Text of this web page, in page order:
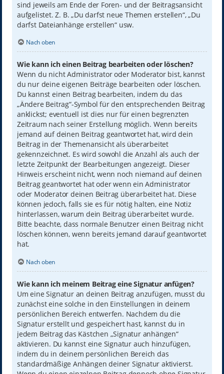
sind jeweils am Ende der Foren- und der Beitragsansicht
aufgelistet. Z. B. „Du darfst neue Themen erstellen“, „Du
darfst Dateianhänge erstellen“ usw.
Nach oben
Wie kann ich einen Beitrag bearbeiten oder löschen?
Wenn du nicht Administrator oder Moderator bist, kannst
du nur deine eigenen Beiträge bearbeiten oder löschen.
Du kannst einen Beitrag bearbeiten, indem du das
„Ändere Beitrag“-Symbol für den entsprechenden Beitrag
anklickst; eventuell ist dies nur für einen begrenzten
Zeitraum nach seiner Erstellung möglich. Wenn bereits
jemand auf deinen Beitrag geantwortet hat, wird dein
Beitrag in der Themenansicht als überarbeitet
gekennzeichnet. Es wird sowohl die Anzahl als auch der
letzte Zeitpunkt der Bearbeitungen angezeigt. Dieser
Hinweis erscheint nicht, wenn noch niemand auf deinen
Beitrag geantwortet hat oder wenn ein Administrator
oder Moderator deinen Beitrag überarbeitet hat. Diese
können jedoch, falls sie es für nötig halten, eine Notiz
hinterlassen, warum dein Beitrag überarbeitet wurde.
Bitte beachte, dass normale Benutzer einen Beitrag nicht
löschen können, wenn bereits jemand darauf geantwortet
hat.
Nach oben
Wie kann ich meinem Beitrag eine Signatur anfügen?
Um eine Signatur an deinen Beitrag anzufügen, musst du
zunächst eine solche in den Einstellungen in deinem
persönlichen Bereich entwerfen. Nachdem du die
Signatur erstellt und gespeichert hast, kannst du in
jedem Beitrag das Kästchen „Signatur anhängen“
aktivieren. Du kannst eine Signatur auch hinzufügen,
indem du in deinem persönlichen Bereich das
standardmäßige Anhängen deiner Signatur aktivierst.